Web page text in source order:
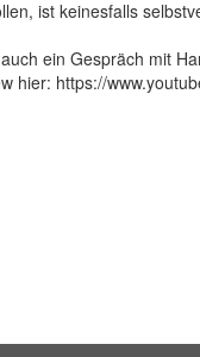
ist keinesfalls
ein Gespräch mit
hier: https://